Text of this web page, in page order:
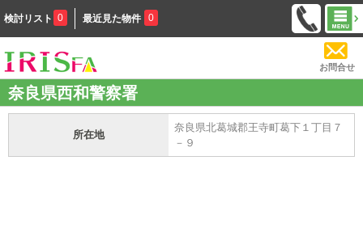
検討リスト 0 最近見た物件 0
お問合せ
奈良県西和警察署
所在地
奈良県北葛城郡王寺町葛下１丁目７
－９